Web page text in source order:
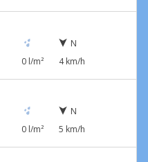
0 l/m²
N
4 km/h
0 l/m²
N
5 km/h